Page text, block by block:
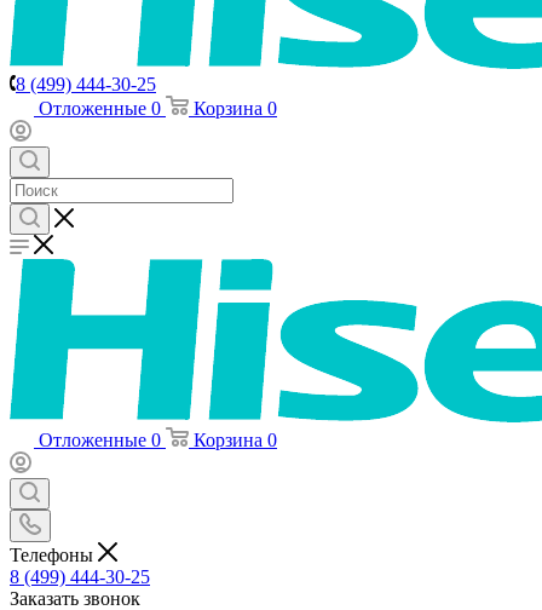
8 (499) 444-30-25
Отложенные 0 Корзина 0
Отложенные 0 Корзина 0
Телефоны
8 (499) 444-30-25
Заказать звонок